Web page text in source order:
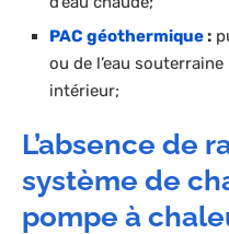
PAC géothermique:
ou de l’eau souterraine
intérieur;
L’absence de
système de
pompe à